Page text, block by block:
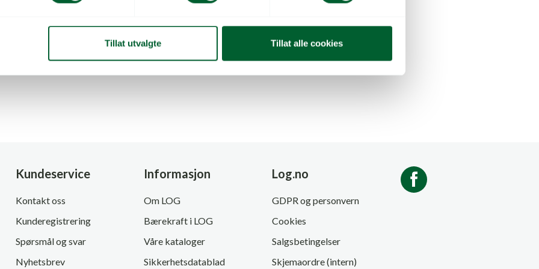
Tillat utvalgte Tillat alle cookies
Varen er på lager
Kundeservice
Kontakt oss
Kunderegistrering
Spørsmål og svar
Nyhetsbrev
Informasjon
Om LOG
Bærekraft i LOG
Våre kataloger
Sikkerhetsdatablad
Log.no
GDPR og personvern
Cookies
Salgsbetingelser
Skjemaordre (intern)